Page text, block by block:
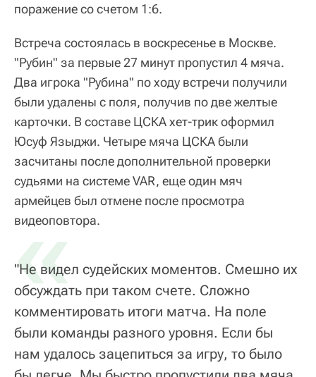
поражение со счетом 1:6.
Встреча состоялась в воскресенье в Москве.
"Рубин" за первые 27 минут пропустил 4 мяча.
Два игрока "Рубина" по ходу встречи получили
были удалены с поля, получив по две желтые
карточки. В составе ЦСКА хет-трик оформил
Юсуф Языджи. Четыре мяча ЦСКА были
засчитаны после дополнительной проверки
судьями на системе VAR, еще один мяч
армейцев был отмене после просмотра
видеоповтора.
«
"Не видел судейских моментов. Смешно их
обсуждать при таком счете. Сложно
комментировать итоги матча. На поле
были команды разного уровня. Если бы
нам удалось зацепиться за игру, то было